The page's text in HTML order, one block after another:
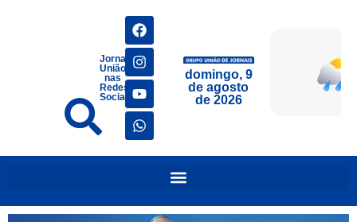
Jornais
União
nas
Redes
Sociais
domingo, 9
de agosto
de 2026